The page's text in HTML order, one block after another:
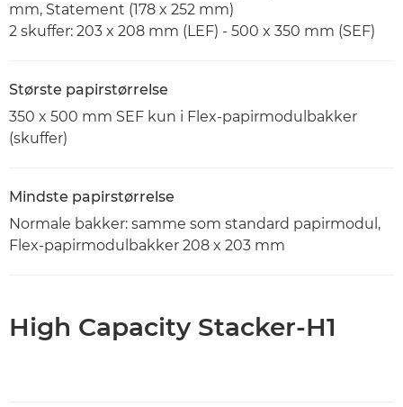
mm, Statement (178 x 252 mm)
2 skuffer: 203 x 208 mm (LEF) - 500 x 350 mm (SEF)
Største papirstørrelse
350 x 500 mm SEF kun i Flex-papirmodulbakker
(skuffer)
Mindste papirstørrelse
Normale bakker: samme som standard papirmodul,
Flex-papirmodulbakker 208 x 203 mm
High Capacity Stacker-H1